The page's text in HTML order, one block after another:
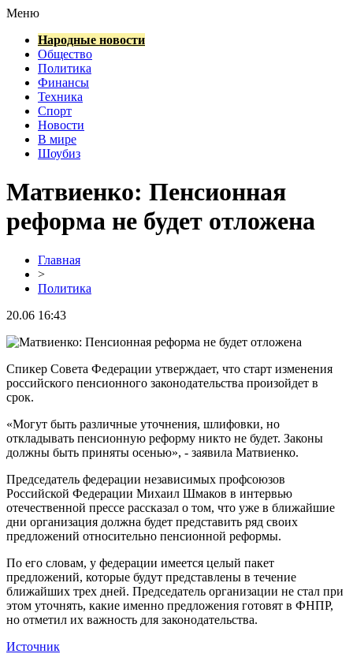
Меню
Народные новости
Общество
Политика
Финансы
Техника
Спорт
Новости
В мире
Шоубиз
Матвиенко: Пенсионная
реформа не будет отложена
Главная
>
Политика
20.06 16:43
Спикер Совета Федерации утверждает, что старт изменения
российского пенсионного законодательства произойдет в
срок.
«Могут быть различные уточнения, шлифовки, но
откладывать пенсионную реформу никто не будет. Законы
должны быть приняты осенью», - заявила Матвиенко.
Председатель федерации независимых профсоюзов
Российской Федерации Михаил Шмаков в интервью
отечественной прессе рассказал о том, что уже в ближайшие
дни организация должна будет представить ряд своих
предложений относительно пенсионной реформы.
По его словам, у федерации имеется целый пакет
предложений, которые будут представлены в течение
ближайших трех дней. Председатель организации не стал при
этом уточнять, какие именно предложения готовят в ФНПР,
но отметил их важность для законодательства.
Источник